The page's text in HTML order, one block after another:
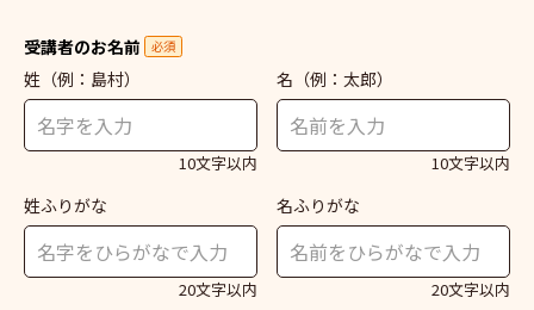
受講者のお名前 必須
姓 （例：島村）
10文字以内
名 （例：太郎）
10文字以内
姓ふりがな
20文字以内
名ふりがな
20文字以内